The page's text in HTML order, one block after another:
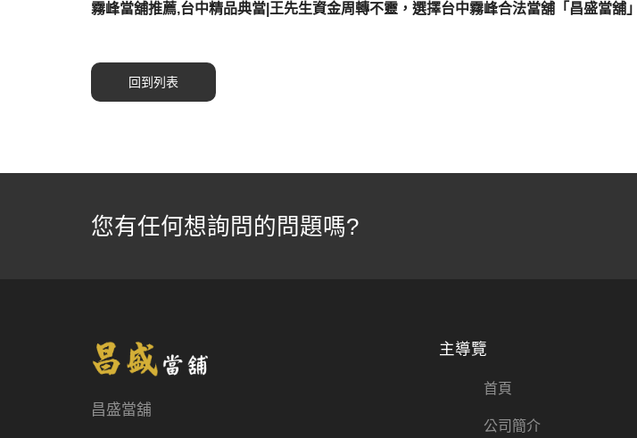
霧峰當舖推薦,台中精品典當|王先生資金周轉不靈，選擇台中霧峰合法當舖「昌盛當舖
回到列表
您有任何想詢問的問題嗎?
昌盛當舖
主導覽
首頁
公司簡介